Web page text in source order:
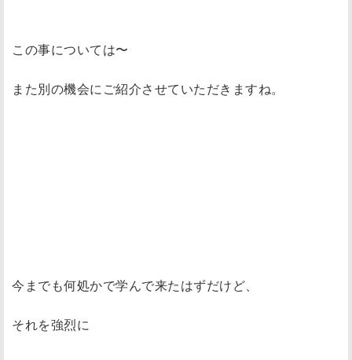
この事については〜
また別の機会にご紹介させていただきますね。
今までも何処かで学んで来たはずだけど、
それを強烈に